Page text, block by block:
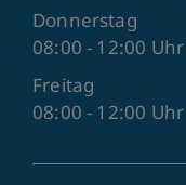
Donnerstag
08:00 - 12:00
Freitag
08:00 - 12:00 Uhr